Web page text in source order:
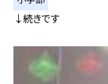
↓続きです